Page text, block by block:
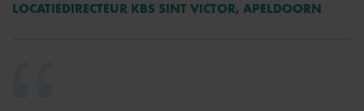
LOCATIEDIRECTEUR KBS SINT VICTOR, APELDOORN